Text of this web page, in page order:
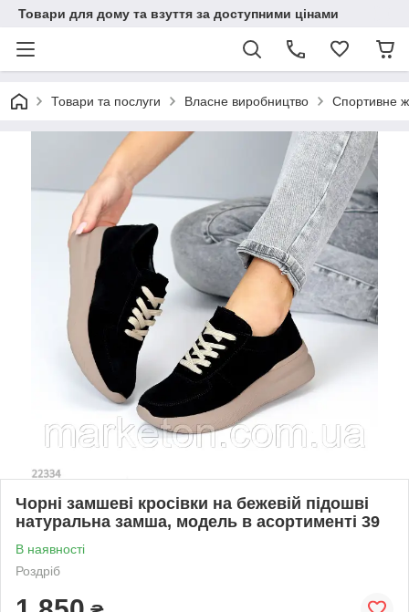
Товари для дому та взуття за доступними цінами
Товари та послуги Власне виробництво Спортивне
Чорні замшеві кросівки на бежевій підошві
натуральна замша, модель в асортименті 39
В наявності
Роздріб